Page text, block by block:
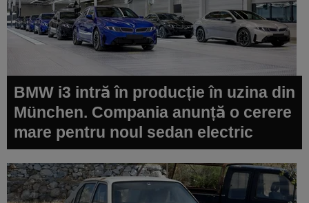
BMW i3 intră în producție în uzina din
München. Compania anunță o cerere
mare pentru noul sedan electric